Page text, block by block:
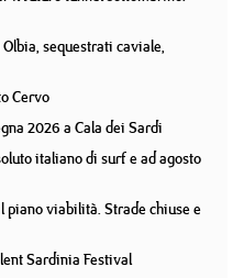
sequestrati caviale,
Cervo
2026 a Cala dei Sardi
italiano di surf e ad agosto
piano viabilità. Strade chiuse e
Sardinia Festival